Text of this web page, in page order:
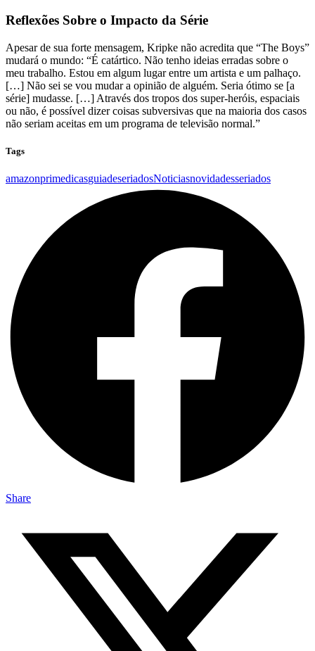
Reflexões Sobre o Impacto da Série
Apesar de sua forte mensagem, Kripke não acredita que “The Boys”
mudará o mundo: “É catártico. Não tenho ideias erradas sobre o
meu trabalho. Estou em algum lugar entre um artista e um palhaço.
[…] Não sei se vou mudar a opinião de alguém. Seria ótimo se [a
série] mudasse. […] Através dos tropos dos super-heróis, espaciais
ou não, é possível dizer coisas subversivas que na maioria dos casos
não seriam aceitas em um programa de televisão normal.”
Tags
amazonprimedicasguiadeseriadosNoticiasnovidadesseriados
Share